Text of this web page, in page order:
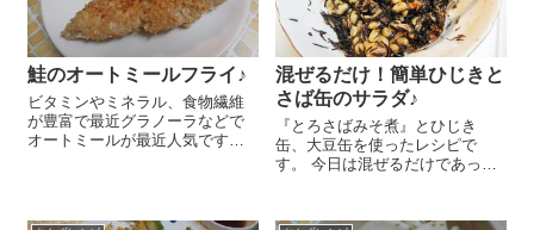
鮭のオートミールフライ♪
ビタミンやミネラル、食物繊維
が豊富で最近グラノーラなどで
オートミールが最近人気ですよ
混ぜるだけ！簡単ひじきと
さば缶のサラダ♪
『とろさばみそ煮』とひじき
缶、大豆缶を使ったレシピで
す。 今日は混ぜるだけであっと
紹介しま～す😉 簡単で栄養満点